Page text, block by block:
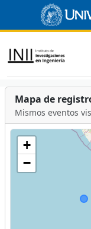
Mapa de
Mismos eventos
+
−